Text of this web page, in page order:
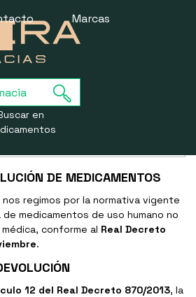
en
Marcas
la experiencia de la web. Si sigues
DE MEDICAMENTOS
nos regimos por la normativa vigente
medicamentos de uso humano no
conforme al Real Decreto
.
12 del Real Decreto 870/2013, la